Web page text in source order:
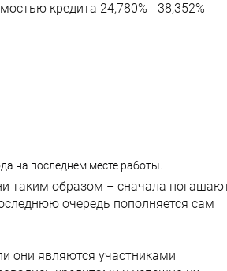
кредита 24,780% - 38,352%
на последнем месте работы.
таким образом – сначала
очередь пополняется сам
они являются участниками